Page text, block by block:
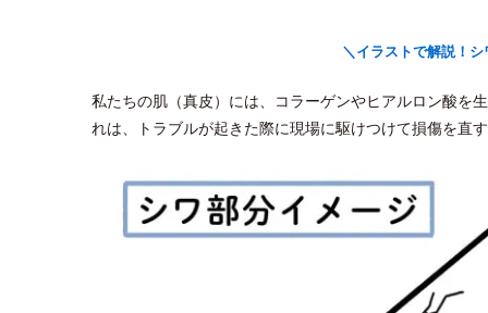
＼イラストで解説！
私たちの肌（真皮）には、コラーゲンやヒアルロン酸を
れは、トラブルが起きた際に現場に駆けつけて損傷を直す